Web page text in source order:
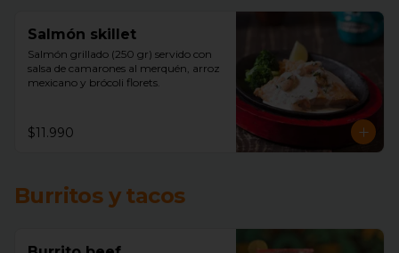
Salmón skillet
Salmón grillado (250 gr) servido con
salsa de camarones al merquén, arroz
mexicano y brócoli florets.
$11.990
Burritos y tacos